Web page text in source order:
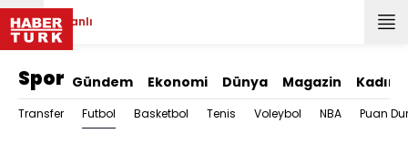
Canlı
Spor Gündem Ekonomi Dünya Magazin Kadın
Transfer Futbol Basketbol Tenis Voleybol NBA Puan